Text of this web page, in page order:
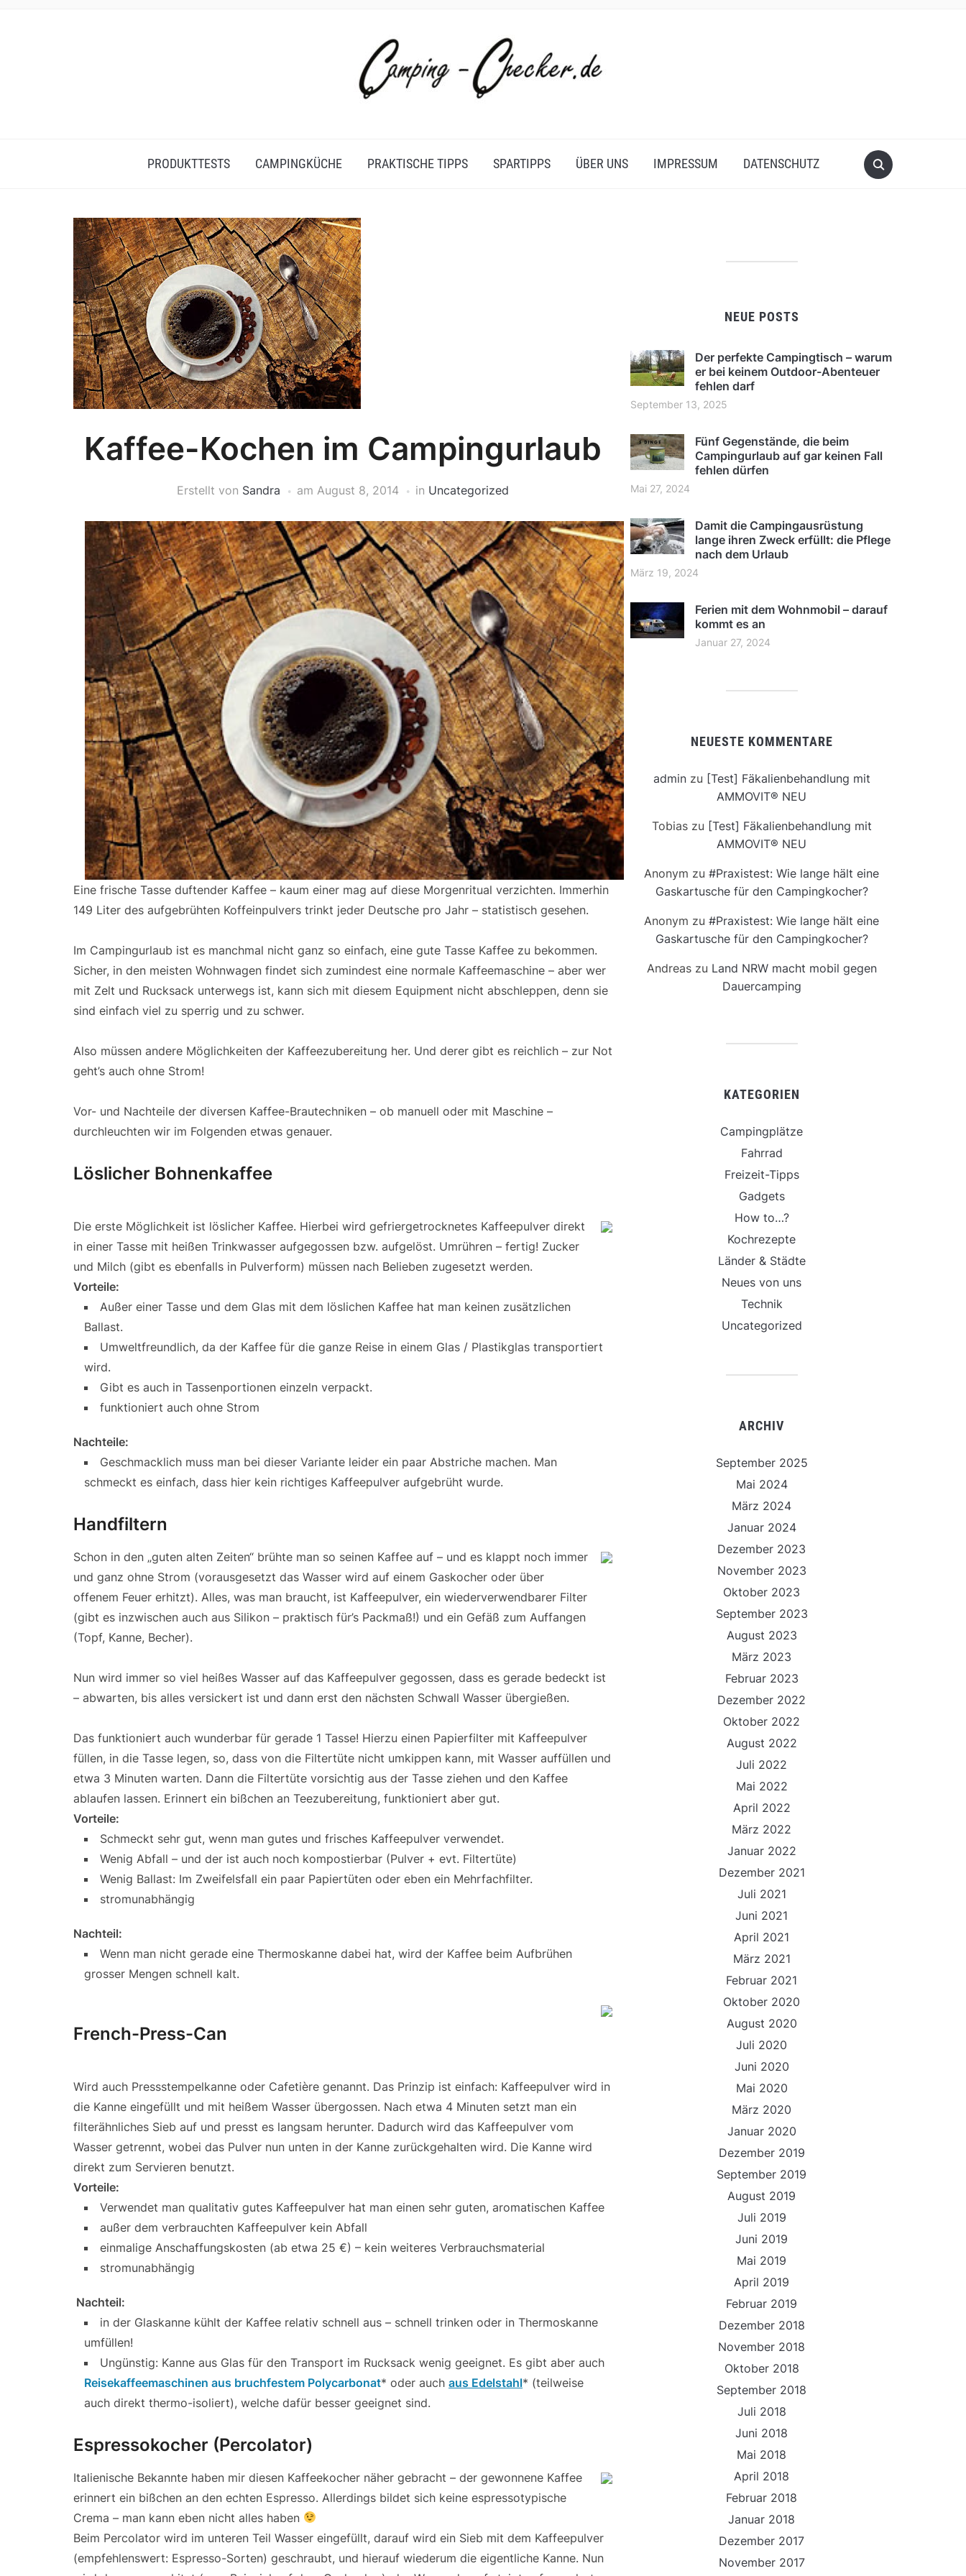
PRODUKTTESTS CAMPINGKÜCHE PRAKTISCHE TIPPS SPARTIPPS ÜBER UNS IMPRESSUM DATENSCHUTZ
Kaffee-Kochen im Campingurlaub
Erstellt von Sandra am August 8, 2014 in Uncategorized
Eine frische Tasse duftender Kaffee – kaum einer mag auf diese Morgenritual verzichten. Immerhin
149 Liter des aufgebrühten Koffeinpulvers trinkt jeder Deutsche pro Jahr – statistisch gesehen.
Im Campingurlaub ist es manchmal nicht ganz so einfach, eine gute Tasse Kaffee zu bekommen.
Sicher, in den meisten Wohnwagen findet sich zumindest eine normale Kaffeemaschine – aber wer
mit Zelt und Rucksack unterwegs ist, kann sich mit diesem Equipment nicht abschleppen, denn sie
sind einfach viel zu sperrig und zu schwer.
Also müssen andere Möglichkeiten der Kaffeezubereitung her. Und derer gibt es reichlich – zur Not
geht’s auch ohne Strom!
Vor- und Nachteile der diversen Kaffee-Brautechniken – ob manuell oder mit Maschine –
durchleuchten wir im Folgenden etwas genauer.
Löslicher Bohnenkaffee
Die erste Möglichkeit ist löslicher Kaffee. Hierbei wird gefriergetrocknetes Kaffeepulver direkt
in einer Tasse mit heißen Trinkwasser aufgegossen bzw. aufgelöst. Umrühren – fertig! Zucker
und Milch (gibt es ebenfalls in Pulverform) müssen nach Belieben zugesetzt werden.
Vorteile:
Außer einer Tasse und dem Glas mit dem löslichen Kaffee hat man keinen zusätzlichen
Ballast.
Umweltfreundlich, da der Kaffee für die ganze Reise in einem Glas / Plastikglas transportiert
wird.
Gibt es auch in Tassenportionen einzeln verpackt.
funktioniert auch ohne Strom
Nachteile:
Geschmacklich muss man bei dieser Variante leider ein paar Abstriche machen. Man
schmeckt es einfach, dass hier kein richtiges Kaffeepulver aufgebrüht wurde.
Handfiltern
Schon in den „guten alten Zeiten“ brühte man so seinen Kaffee auf – und es klappt noch immer
und ganz ohne Strom (vorausgesetzt das Wasser wird auf einem Gaskocher oder über
offenem Feuer erhitzt). Alles, was man braucht, ist Kaffeepulver, ein wiederverwendbarer Filter
(gibt es inzwischen auch aus Silikon – praktisch für’s Packmaß!) und ein Gefäß zum Auffangen
(Topf, Kanne, Becher).
Nun wird immer so viel heißes Wasser auf das Kaffeepulver gegossen, dass es gerade bedeckt ist
– abwarten, bis alles versickert ist und dann erst den nächsten Schwall Wasser übergießen.
Das funktioniert auch wunderbar für gerade 1 Tasse! Hierzu einen Papierfilter mit Kaffeepulver
füllen, in die Tasse legen, so, dass von die Filtertüte nicht umkippen kann, mit Wasser auffüllen und
etwa 3 Minuten warten. Dann die Filtertüte vorsichtig aus der Tasse ziehen und den Kaffee
ablaufen lassen. Erinnert ein bißchen an Teezubereitung, funktioniert aber gut.
Vorteile:
Schmeckt sehr gut, wenn man gutes und frisches Kaffeepulver verwendet.
Wenig Abfall – und der ist auch noch kompostierbar (Pulver + evt. Filtertüte)
Wenig Ballast: Im Zweifelsfall ein paar Papiertüten oder eben ein Mehrfachfilter.
stromunabhängig
Nachteil:
Wenn man nicht gerade eine Thermoskanne dabei hat, wird der Kaffee beim Aufbrühen
grosser Mengen schnell kalt.
French-Press-Can
Wird auch Pressstempelkanne oder Cafetière genannt. Das Prinzip ist einfach: Kaffeepulver wird in
die Kanne eingefüllt und mit heißem Wasser übergossen. Nach etwa 4 Minuten setzt man ein
filterähnliches Sieb auf und presst es langsam herunter. Dadurch wird das Kaffeepulver vom
Wasser getrennt, wobei das Pulver nun unten in der Kanne zurückgehalten wird. Die Kanne wird
direkt zum Servieren benutzt.
Vorteile:
Verwendet man qualitativ gutes Kaffeepulver hat man einen sehr guten, aromatischen Kaffee
außer dem verbrauchten Kaffeepulver kein Abfall
einmalige Anschaffungskosten (ab etwa 25 €) – kein weiteres Verbrauchsmaterial
stromunabhängig
Nachteil:
in der Glaskanne kühlt der Kaffee relativ schnell aus – schnell trinken oder in Thermoskanne
umfüllen!
Ungünstig: Kanne aus Glas für den Transport im Rucksack wenig geeignet. Es gibt aber auch
Reisekaffeemaschinen aus bruchfestem Polycarbonat* oder auch aus Edelstahl* (teilweise
auch direkt thermo-isoliert), welche dafür besser geeignet sind.
Espressokocher (Percolator)
Italienische Bekannte haben mir diesen Kaffeekocher näher gebracht – der gewonnene Kaffee
erinnert ein bißchen an den echten Espresso. Allerdings bildet sich keine espressotypische
Crema – man kann eben nicht alles haben
Beim Percolator wird im unteren Teil Wasser eingefüllt, darauf wird ein Sieb mit dem Kaffeepulver
(empfehlenswert: Espresso-Sorten) geschraubt, und hierauf wiederum die eigentliche Kanne. Nun
NEUE POSTS
Der perfekte Campingtisch – warum
er bei keinem Outdoor-Abenteuer
fehlen darf
September 13, 2025
Fünf Gegenstände, die beim
Campingurlaub auf gar keinen Fall
fehlen dürfen
Mai 27, 2024
Damit die Campingausrüstung
lange ihren Zweck erfüllt: die Pflege
nach dem Urlaub
März 19, 2024
Ferien mit dem Wohnmobil – darauf
kommt es an
Januar 27, 2024
NEUESTE KOMMENTARE
adminzu [Test] Fäkalienbehandlung mit
AMMOVIT® NEU
Tobiaszu [Test] Fäkalienbehandlung mit
AMMOVIT® NEU
Anonym zu #Praxistest: Wie lange hält eine
Gaskartusche für den Campingkocher?
Anonym zu #Praxistest: Wie lange hält eine
Gaskartusche für den Campingkocher?
Andreaszu Land NRW macht mobil gegen
Dauercamping
KATEGORIEN
Campingplätze
Fahrrad
Freizeit-Tipps
Gadgets
How to…?
Kochrezepte
Länder & Städte
Neues von uns
Technik
Uncategorized
ARCHIV
September 2025
Mai 2024
März 2024
Januar 2024
Dezember 2023
November 2023
Oktober 2023
September 2023
August 2023
März 2023
Februar 2023
Dezember 2022
Oktober 2022
August 2022
Juli 2022
Mai 2022
April 2022
März 2022
Januar 2022
Dezember 2021
Juli 2021
Juni 2021
April 2021
März 2021
Februar 2021
Oktober 2020
August 2020
Juli 2020
Juni 2020
Mai 2020
März 2020
Januar 2020
Dezember 2019
September 2019
August 2019
Juli 2019
Juni 2019
Mai 2019
April 2019
Februar 2019
Dezember 2018
November 2018
Oktober 2018
September 2018
Juli 2018
Juni 2018
Mai 2018
April 2018
Februar 2018
Januar 2018
Dezember 2017
November 2017